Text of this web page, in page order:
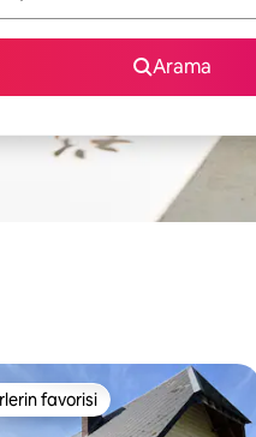
Arama
favorilerinden en beğenilenler
favorisi